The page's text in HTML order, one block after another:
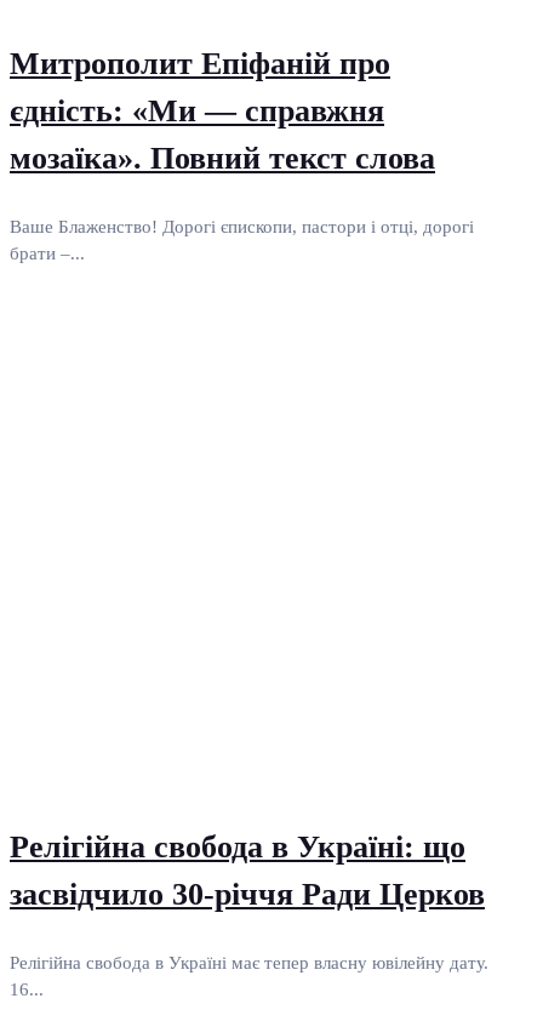
Митрополит Епіфаній про
єдність: «Ми — справжня
мозаїка». Повний текст слова
Ваше Блаженство! Дорогі єпископи, пастори і отці, дорогі
брати –...
Релігійна свобода в Україні: що
засвідчило 30-річчя Ради Церков
Релігійна свобода в Україні має тепер власну ювілейну дату.
16...